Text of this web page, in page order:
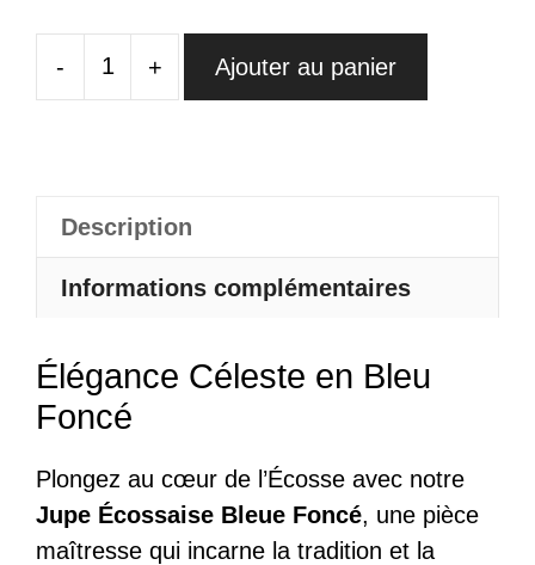
-
quantité
Bleue
Foncé
+ Ajouter au panier
Description
Informations complémentaires
Élégance Céleste en Bleu
Foncé
Plongez au cœur de l’Écosse avec notre
Jupe Écossaise Bleue Foncé, une pièce
maîtresse qui incarne la tradition et la